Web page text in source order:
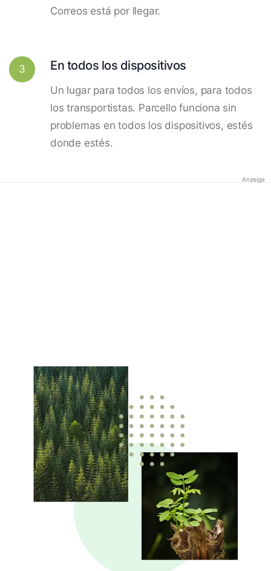
Correos está por llegar.
3 En todos los dispositivos
Un lugar para todos los envíos, para todos
los transportistas. Parcello funciona sin
problemas en todos los dispositivos, estés
donde estés.
Anzeige